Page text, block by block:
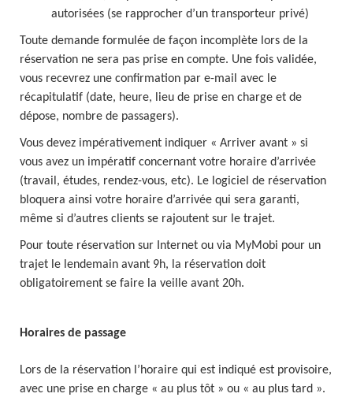
autorisées (se rapprocher d’un transporteur privé)
Toute demande formulée de façon incomplète lors de la
réservation ne sera pas prise en compte. Une fois validée,
vous recevrez une confirmation par e-mail avec le
récapitulatif (date, heure, lieu de prise en charge et de
dépose, nombre de passagers).
Vous devez impérativement indiquer « Arriver avant » si
vous avez un impératif concernant votre horaire d’arrivée
(travail, études, rendez-vous, etc). Le logiciel de réservation
bloquera ainsi votre horaire d’arrivée qui sera garanti,
même si d’autres clients se rajoutent sur le trajet.
Pour toute réservation sur Internet ou via MyMobi pour un
trajet le lendemain avant 9h, la réservation doit
obligatoirement se faire la veille avant 20h.
Horaires de passage
Lors de la réservation l’horaire qui est indiqué est provisoire,
avec une prise en charge « au plus tôt » ou « au plus tard ».